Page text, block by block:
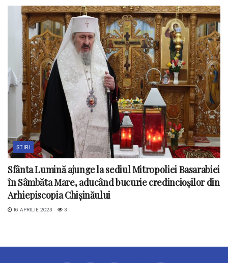
ȘTIRI
Sfânta Lumină ajunge la sediul Mitropoliei Basarabiei
în Sâmbăta Mare, aducând bucurie credincioșilor din
Arhiepiscopia Chișinăului
16 APRILIE 2023 3